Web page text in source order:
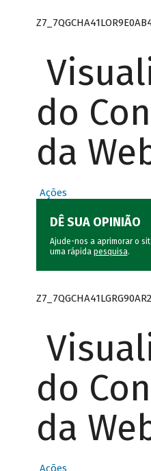
do
da
Ações
DÊ SUA OPINIÃO
Ajude-nos a aprimorar o
uma rápida pesquisa.
do
da